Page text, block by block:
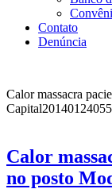
Contato
Denúncia
Calor massacra
Capital
Calor
no posto